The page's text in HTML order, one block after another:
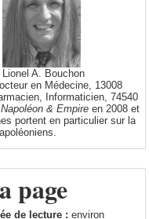
Lionel A. Bouchon
en Médecine, 13008
Informaticien, 74540
Napoléon & Empire en 2008 et
portent en particulier sur la
page
de lecture : environ